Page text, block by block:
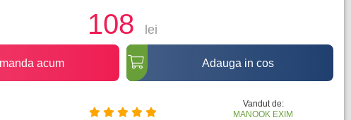
108 lei
acum Adauga in cos
Vandut de:
MANOOK EXIM